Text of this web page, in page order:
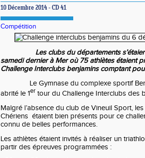
10 Décembre 2014 - CD 41
Compétition
Les clubs du départements
samedi dernier à Mer où 75 athlètes étaient
Challenge Interclubs benjamins comptant
Le Gymnase du complexe sportif
abrité le 1er tour du Challenge Interclubs des
Malgré l’absence du club de Vineuil Sport,
Chériens étaient bien présents pour ce
connu de belles performances.
Les athlètes étaient invités à réaliser un
partir des épreuves programmées :